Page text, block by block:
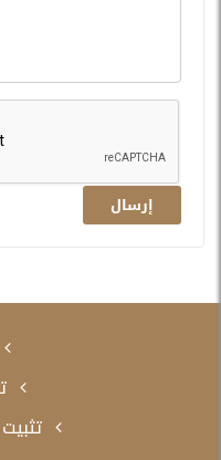
إرسال